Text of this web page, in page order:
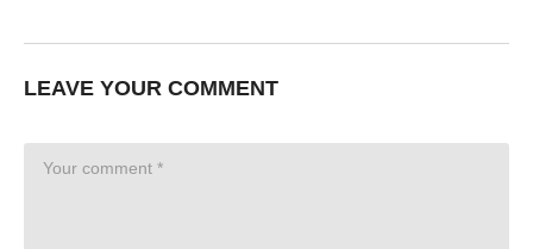
LEAVE YOUR COMMENT